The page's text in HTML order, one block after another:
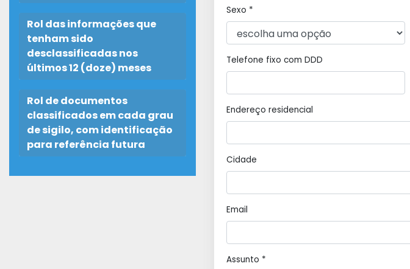
Rol das informações que
tenham sido
desclassificadas nos
últimos 12 (doze) meses
Rol de documentos
classificados em cada grau
de sigilo, com identificação
para referência futura
Sexo *
Telefone fixo com DDD
Endereço residencial
Cidade
Email
Assunto *